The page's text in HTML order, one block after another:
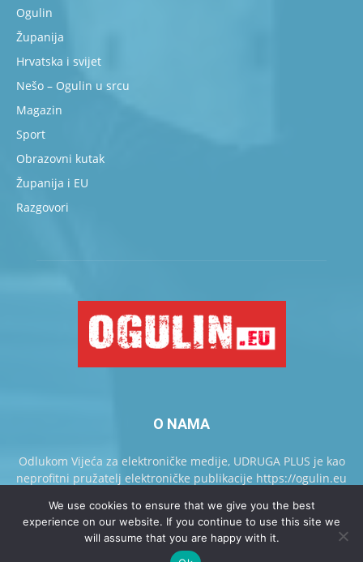
Ogulin
Županija
Hrvatska i svijet
Nešo – Ogulin u srcu
Magazin
Sport
Obrazovni kutak
Županija i EU
Razgovori
O NAMA
Odlukom Vijeća za elektroničke medije, UDRUGA PLUS je kao
neprofitni pružatelj elektroničke publikacije https://ogulin.eu
Kontaktirajte nas Oglašavanje
We use cookies to ensure that we give you the best
experience on our website. If you continue to use this site we
will assume that you are happy with it.